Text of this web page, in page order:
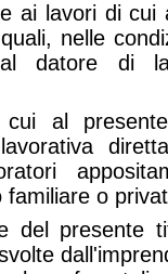
ai lavori di
nelle
datore di
cui al
familiare o
del